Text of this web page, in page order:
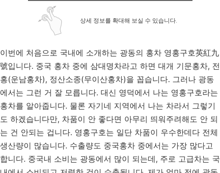
상세 정보를 확대해 보실 수 있습니다.
이번에 처음으로 국내에 소개하는 광동의 홍차 영홍구호英紅九
號입니다. 중국 홍차 중에 삼대명차라고 하면 대개 기문홍차, 전
홍(운남홍차), 정산소종(무이산홍차)을 꼽습니다. 그러나 광동
에서는 그런 거 잘 모릅니다. 대신 영덕에서 나는 영홍구호라는
홍차를 알아줍니다. 물론 자기네 지역에서 나는 차라서 그렇기
도 하겠습니다만, 차품이 안 좋다면 아무리 띄워주려해도 안 되
는 건 안되는 겁니다. 영홍구호는 일단 차품이 우수한데다 전체
생산량이 많습니다. 수출량도 중국홍차 중에서는 가장 많다고
합니다. 중국내 소비는 광동에서 많이 되는데, 주로 고급차는 국